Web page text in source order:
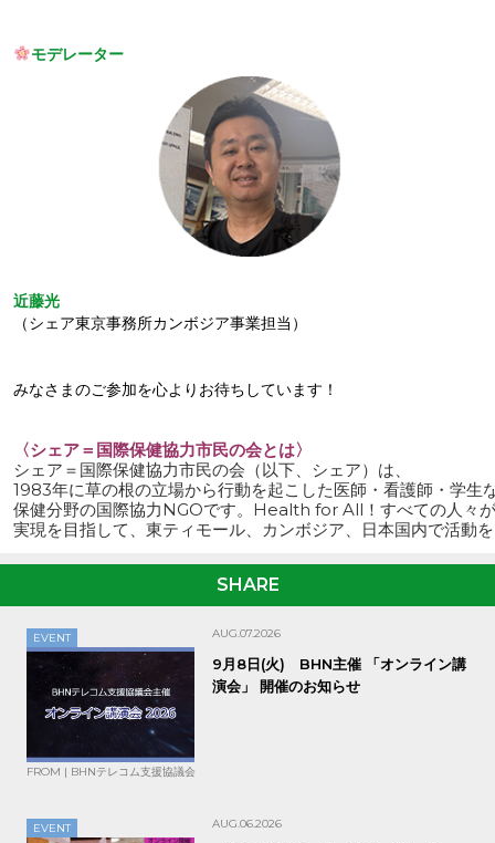
モデレーター
近藤光
（シェア東京事務所カンボジア事業担当）
みなさまのご参加を心よりお待ちしています！
〈シェア＝国際保健協力市民の会とは〉
シェア＝国際保健協力市民の会（以下、シェア）は、
1983年に草の根の立場から行動を起こした医師・看護師・学生
保健分野の国際協力NGOです。 Health for All！すべての人々
SHARE
EVENT AUG.07.2026
9月8日(火) BHN主催 「オンライン講
演会」 開催のお知らせ
FROM | BHNテレコム支援協議会
EVENT AUG.06.2026